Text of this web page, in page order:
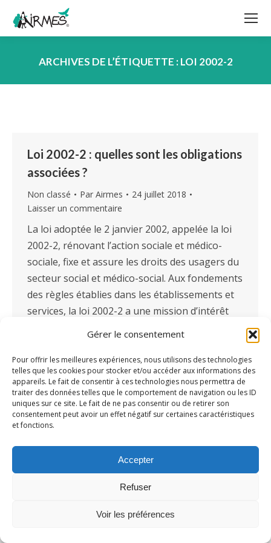
Gérer le consentement
Pour offrir les meilleures expériences, nous utilisons des technologies
telles que les cookies pour stocker et/ou accéder aux informations des
appareils. Le fait de consentir à ces technologies nous permettra de
traiter des données telles que le comportement de navigation ou les ID
uniques sur ce site. Le fait de ne pas consentir ou de retirer son
consentement peut avoir un effet négatif sur certaines caractéristiques
et fonctions.
Accepter
Refuser
Voir les préférences
ARCHIVES DE L’ÉTIQUETTE :LOI 2002-2
Loi 2002-2 : quelles sont les obligations
associées ?
Non classé Par Airmes
24 juillet 2018
Laisser un commentaire
La loi adoptée le 2 janvier 2002, appelée la loi
2002-2, rénovant l’action sociale et médico-
sociale, fixe et assure les droits des usagers du
secteur social et médico-social. Aux fondements
des règles établies dans les établissements et
services, la loi 2002-2 a une mission d’intérêt